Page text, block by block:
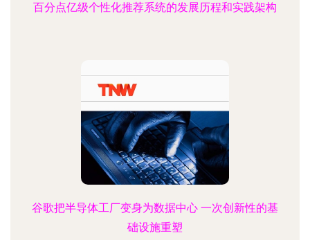
百分点亿级个性化推荐系统的发展历程和实践架构
谷歌把半导体工厂变身为数据中心 一次创新性的基
础设施重塑